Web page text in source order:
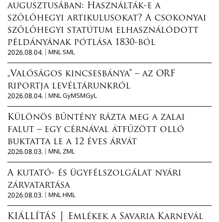
augusztusában: Használták-e a
szőlőhegyi artikulusokat? A csokonyai
szőlőhegyi statútum elhasználódott
példányának pótlása 1830-ból
2026.08.04.
MNL SML
„Valóságos kincsesbánya” – az ORF
riportja levéltárunkról
2026.08.04.
MNL GyMSMGyL
Különös bűntény rázta meg a zalai
falut – egy cérnával átfűzött olló
buktatta le a 12 éves árvát
2026.08.03.
MNL ZML
A kutató- és ügyfélszolgálat nyári
zárvatartása
2026.08.03.
MNL HML
KIÁLLÍTÁS │ Emlékek a Savaria Karnevál